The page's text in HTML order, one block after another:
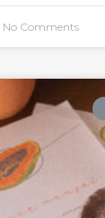
No Comments